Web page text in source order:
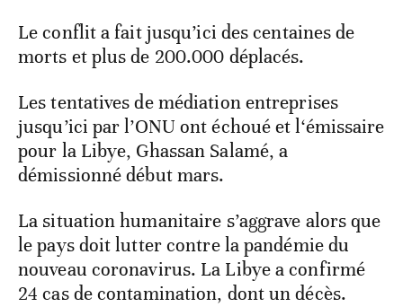
Le conflit a fait jusqu’ici des centaines de
morts et plus de 200.000 déplacés.
Les tentatives de médiation entreprises
jusqu’ici par l’ONU ont échoué et l‘émissaire
pour la Libye, Ghassan Salamé, a
démissionné début mars.
La situation humanitaire s’aggrave alors que
le pays doit lutter contre la pandémie du
nouveau coronavirus. La Libye a confirmé
24 cas de contamination, dont un décès.